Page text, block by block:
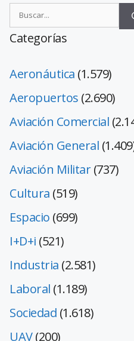
Categorías
Aeronáutica (1.579)
Aeropuertos (2.690)
Aviación Comercial
Aviación General
Aviación Militar(737)
Cultura (519)
Espacio (699)
I+D+i (521)
Industria (2.581)
Laboral (1.189)
Sociedad (1.618)
UAV(200)